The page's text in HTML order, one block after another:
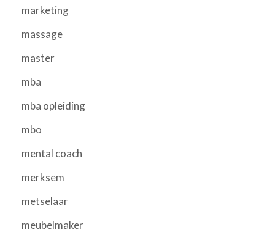
marketing
massage
master
mba
mba opleiding
mbo
mental coach
merksem
metselaar
meubelmaker